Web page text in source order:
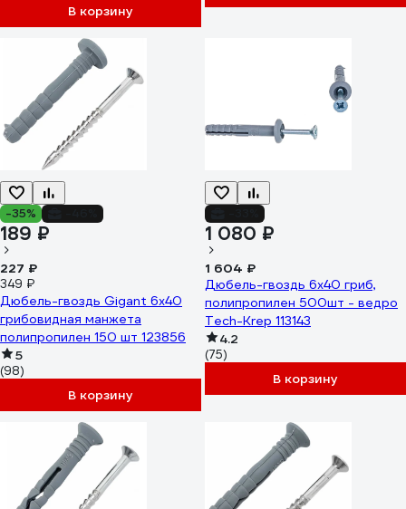
В корзину
-35%
189 ₽
227 ₽
349 ₽
Дюбель-гвоздь Gigant 6x40
грибовидная манжета
полипропилен 150 шт 123856
5
(98)
В корзину
1 080 ₽
1 604 ₽
Дюбель-гвоздь 6х40 гриб,
полипропилен 500шт - ведро
Tech-Krep 113143
4.2
(75)
В корзину